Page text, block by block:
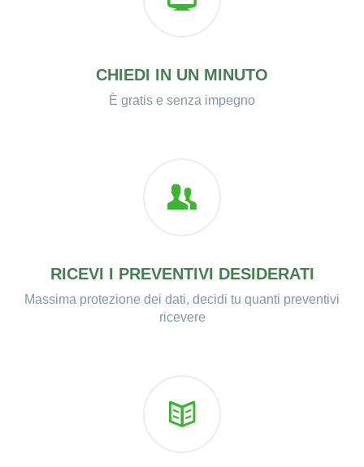
CHIEDI IN UN MINUTO
È gratis e senza impegno
RICEVI I PREVENTIVI DESIDERATI
Massima protezione dei dati, decidi tu quanti preventivi
ricevere